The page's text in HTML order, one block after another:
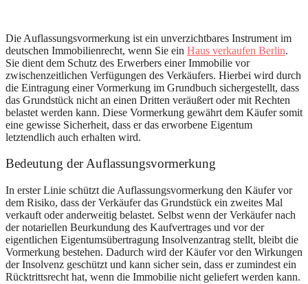
Die Auflassungsvormerkung ist ein unverzichtbares Instrument im
deutschen Immobilienrecht, wenn Sie ein Haus verkaufen Berlin.
Sie dient dem Schutz des Erwerbers einer Immobilie vor
zwischenzeitlichen Verfügungen des Verkäufers. Hierbei wird durch
die Eintragung einer Vormerkung im Grundbuch sichergestellt, dass
das Grundstück nicht an einen Dritten veräußert oder mit Rechten
belastet werden kann. Diese Vormerkung gewährt dem Käufer somit
eine gewisse Sicherheit, dass er das erworbene Eigentum
letztendlich auch erhalten wird.
Bedeutung der Auflassungsvormerkung
In erster Linie schützt die Auflassungsvormerkung den Käufer vor
dem Risiko, dass der Verkäufer das Grundstück ein zweites Mal
verkauft oder anderweitig belastet. Selbst wenn der Verkäufer nach
der notariellen Beurkundung des Kaufvertrages und vor der
eigentlichen Eigentumsübertragung Insolvenzantrag stellt, bleibt die
Vormerkung bestehen. Dadurch wird der Käufer vor den Wirkungen
der Insolvenz geschützt und kann sicher sein, dass er zumindest ein
Rücktrittsrecht hat, wenn die Immobilie nicht geliefert werden kann.